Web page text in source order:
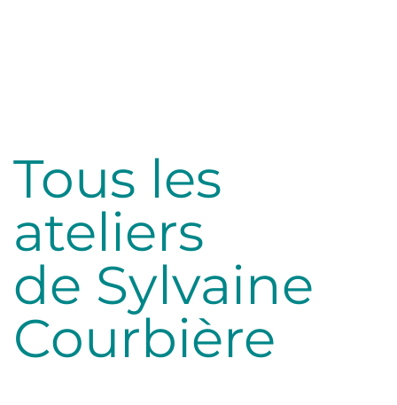
Tous les
ateliers
de Sylvaine
Courbière